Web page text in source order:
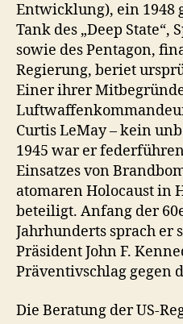
Entwicklung), ein 1948
Tank des „Deep State“,
sowie des Pentagon,
Regierung, beriet
Einer ihrer
Curtis LeMay – kein
1945 war er
Einsatzes von
atomaren Holocaust in
beteiligt. Anfang der
Jahrhunderts sprach er
Präsident John F.
Präventivschlag gegen
Die Beratung der US-